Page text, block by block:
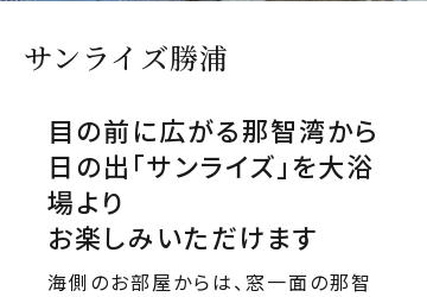
サンライズ勝浦
目の前に広がる那智湾から
日の出「サンライズ」を大浴
場より
お楽しみいただけます
海側のお部屋からは、窓一面の那智